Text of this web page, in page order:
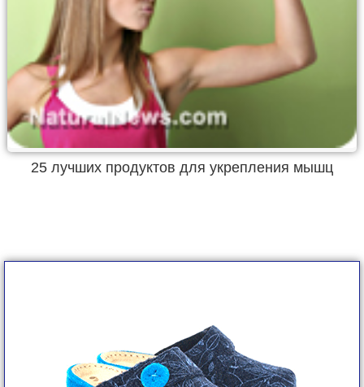
25 лучших продуктов для укрепления мышц